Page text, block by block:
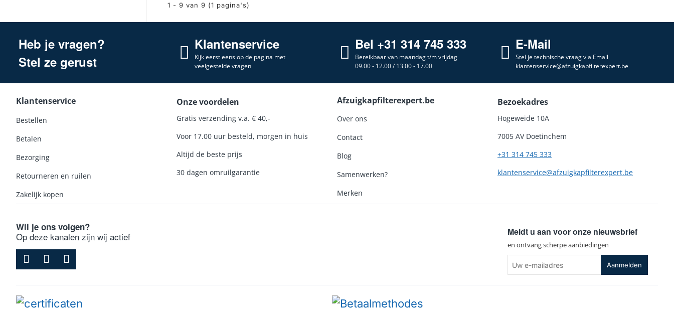
1 - 9 van 9 (1 pagina's)
Heb je vragen?
Stel ze gerust
Klantenservice
Kijk eerst eens op de pagina met
veelgestelde vragen
Bel +31 314 745 333
Bereikbaar van maandag t/m vrijdag
09.00 - 12.00 / 13.00 - 17.00
E-Mail
Stel je technische vraag via Email
klantenservice@afzuigkapfilterexpert.be
Klantenservice
Bestellen
Betalen
Bezorging
Retourneren en ruilen
Zakelijk kopen
Onze voordelen
Gratis verzending v.a. € 40,-
Voor 17.00 uur besteld, morgen in huis
Altijd de beste prijs
30 dagen omruilgarantie
Afzuigkapfilterexpert.be
Over ons
Contact
Blog
Samenwerken?
Merken
Bezoekadres
Hogeweide 10A
7005 AV Doetinchem
+31 314 745 333
klantenservice@afzuigkapfilterexpert.be
Wil je ons volgen?
Op deze kanalen zijn wij actief Meldt u aan voor onze nieuwsbrief
en ontvang scherpe aanbiedingen
e-
Aanmelden